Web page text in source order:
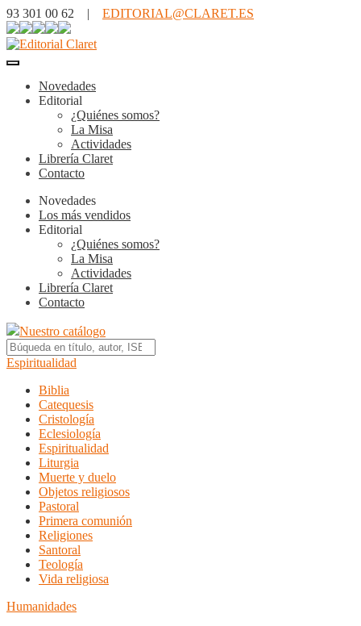
93 301 00 62 | EDITORIAL@CLARET.ES
Novedades
Editorial
¿Quiénes somos?
La Misa
Actividades
Librería Claret
Contacto
Novedades
Los más vendidos
Editorial
¿Quiénes somos?
La Misa
Actividades
Librería Claret
Contacto
Nuestro catálogo
Espiritualidad
Biblia
Catequesis
Cristología
Eclesiología
Espiritualidad
Liturgia
Muerte y duelo
Objetos religiosos
Pastoral
Primera comunión
Religiones
Santoral
Teología
Vida religiosa
Humanidades